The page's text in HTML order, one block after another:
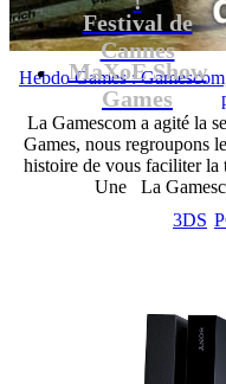
Festival de
Cannes
MaXoE Show
Games
Hebdo Games :
La Gamescom a agité la
Games, nous regroupons
histoire de vous faciliter
Une La
3DS